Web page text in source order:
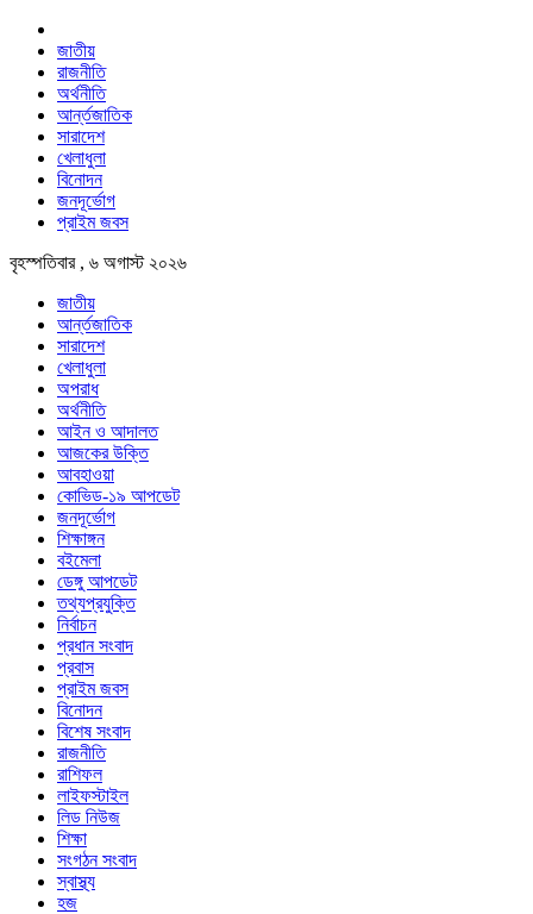
জাতীয়
রাজনীতি
অর্থনীতি
আর্ন্তজাতিক
সারাদেশ
খেলাধুলা
বিনোদন
জনদূর্ভোগ
প্রাইম জবস
বৃহস্পতিবার , ৬ অগাস্ট ২০২৬
জাতীয়
আর্ন্তজাতিক
সারাদেশ
খেলাধুলা
অপরাধ
অর্থনীতি
আইন ও আদালত
আজকের উক্তি
আবহাওয়া
কোভিড-১৯ আপডেট
জনদূর্ভোগ
শিক্ষাঙ্গন
বইমেলা
ডেঙ্গু আপডেট
তথ্যপ্রযুক্তি
নির্বাচন
প্রধান সংবাদ
প্রবাস
প্রাইম জবস
বিনোদন
বিশেষ সংবাদ
রাজনীতি
রাশিফল
লাইফস্টাইল
লিড নিউজ
শিক্ষা
সংগঠন সংবাদ
স্বাস্থ্য
হজ